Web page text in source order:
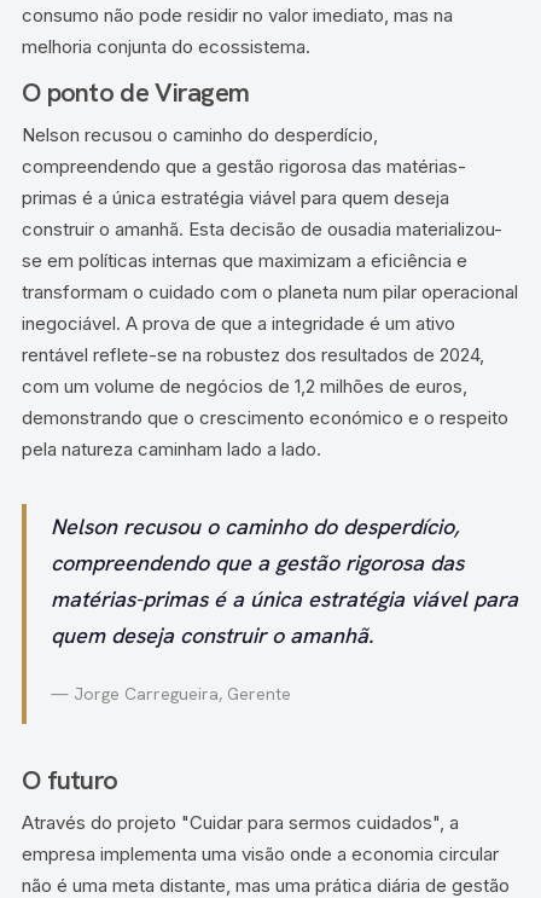
consumo não pode residir no valor imediato, mas na
melhoria conjunta do ecossistema.
O ponto de Viragem
Nelson recusou o caminho do desperdício,
compreendendo que a gestão rigorosa das matérias-
primas é a única estratégia viável para quem deseja
construir o amanhã. Esta decisão de ousadia materializou-
se em políticas internas que maximizam a eficiência e
transformam o cuidado com o planeta num pilar operacional
inegociável. A prova de que a integridade é um ativo
rentável reflete-se na robustez dos resultados de 2024,
com um volume de negócios de 1,2 milhões de euros,
demonstrando que o crescimento económico e o respeito
pela natureza caminham lado a lado.
Nelson recusou o caminho do desperdício,
compreendendo que a gestão rigorosa das
matérias-primas é a única estratégia viável para
quem deseja construir o amanhã.
— Jorge Carregueira, Gerente
O futuro
Através do projeto "Cuidar para sermos cuidados", a
empresa implementa uma visão onde a economia circular
não é uma meta distante, mas uma prática diária de gestão